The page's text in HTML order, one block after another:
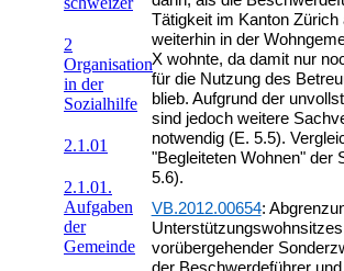
2
Organisation
in der
Sozialhilfe
2.1.01
2.1.01.
Aufgaben
der
Gemeinde
Tätigkeit im Kanton Zürich
weiterhin in der
X wohnte, da damit nur
für die Nutzung des
blieb. Aufgrund der
sind jedoch weitere
notwendig (E. 5.5).
"Begleiteten Wohnen" der
5.6).
VB.2012.00654:
vorübergehender